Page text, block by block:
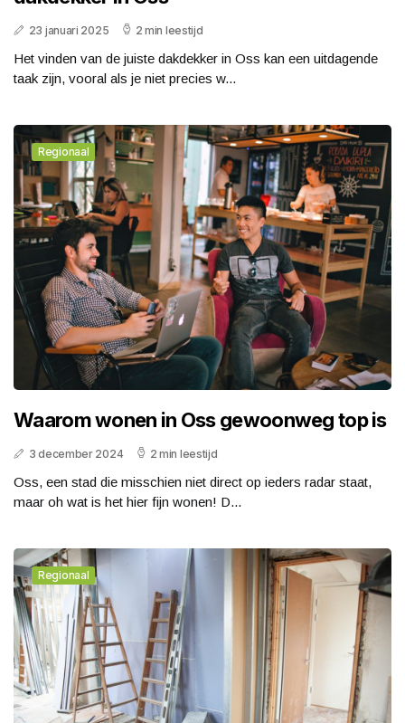
23 januari 2025 2 min leestijd
Het vinden van de juiste dakdekker in Oss kan een uitdagende
taak zijn, vooral als je niet precies w...
Regionaal
Waarom wonen in Oss gewoonweg top is
3 december 2024 2 min leestijd
Oss, een stad die misschien niet direct op ieders radar staat,
maar oh wat is het hier fijn wonen! D...
Regionaal